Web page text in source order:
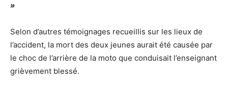
»
Selon d’autres témoignages recueillis sur les lieux de
l’accident, la mort des deux jeunes aurait été causée par
le choc de l’arrière de la moto que conduisait l’enseignant
grièvement blessé.